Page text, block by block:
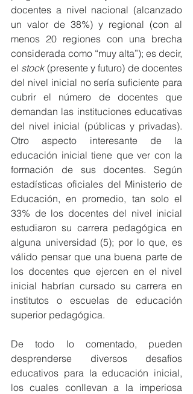
docentes a nivel nacional (alcanzado
un valor de 38%) y regional (con al
menos 20 regiones con una brecha
considerada como “muy alta”); es decir,
el stock (presente y futuro) de docentes
del nivel inicial no sería suficiente para
cubrir el número de docentes que
demandan las instituciones educativas
del nivel inicial (públicas y privadas).
Otro aspecto interesante de la
educación inicial tiene que ver con la
formación de sus docentes. Según
estadísticas oficiales del Ministerio de
Educación, en promedio, tan solo el
33% de los docentes del nivel inicial
estudiaron su carrera pedagógica en
alguna universidad (5); por lo que, es
válido pensar que una buena parte de
los docentes que ejercen en el nivel
inicial habrían cursado su carrera en
institutos o escuelas de educación
superior pedagógica.
De todo lo comentado, pueden
desprenderse diversos desafíos
educativos para la educación inicial,
los cuales conllevan a la imperiosa